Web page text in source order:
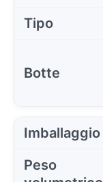
Tipo
Botte
Imballaggio
Peso